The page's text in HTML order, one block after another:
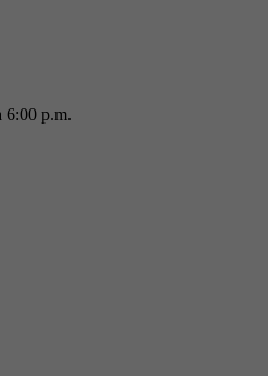
6:00 p.m.